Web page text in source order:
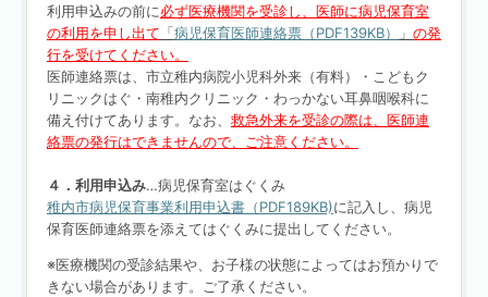
利用申込みの前に必ず医療機関を受診し、医師に病児保育室
の利用を申し出て 「病児保育医師連絡票（PDF139KB） 」 の発
行を受けてください。
医師連絡票は、市立稚内病院小児科外来（有料）・こどもク
リニックはぐ・南稚内クリニック・わっかない耳鼻咽喉科に
備え付けてあります。なお、 救急外来を受診の際は、医師連
絡票の発行はできませんので、ご注意ください。
４．利用申込み…病児保育室はぐくみ
稚内市病児保育事業利用申込書（PDF189KB)に記入し、病児
保育医師連絡票を添えてはぐくみに提出してください。
※医療機関の受診結果や、お子様の状態によってはお預かりで
きない場合があります。ご了承ください。